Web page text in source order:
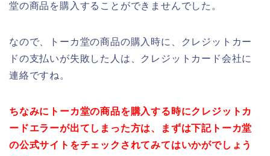
堂の商品を購入することができませんでした。
なので、トーカ堂の商品の購入時に、クレジットカー
ドの支払いが失敗した人は、クレジットカード会社に
連絡ですね。
ちなみにトーカ堂の商品を購入する時にクレジットカ
ードエラーが出てしまった方は、まずは下記トーカ堂
の公式サイトをチェックされてみてはいかがでしょう